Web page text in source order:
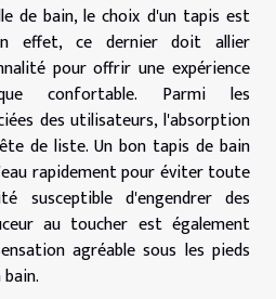
de bain, le choix d'un tapis est
effet, ce dernier doit allier
pour offrir une expérience
confortable. Parmi les
des utilisateurs, l'absorption
de liste. Un bon tapis de bain
rapidement pour éviter toute
susceptible d'engendrer des
au toucher est également
agréable sous les pieds